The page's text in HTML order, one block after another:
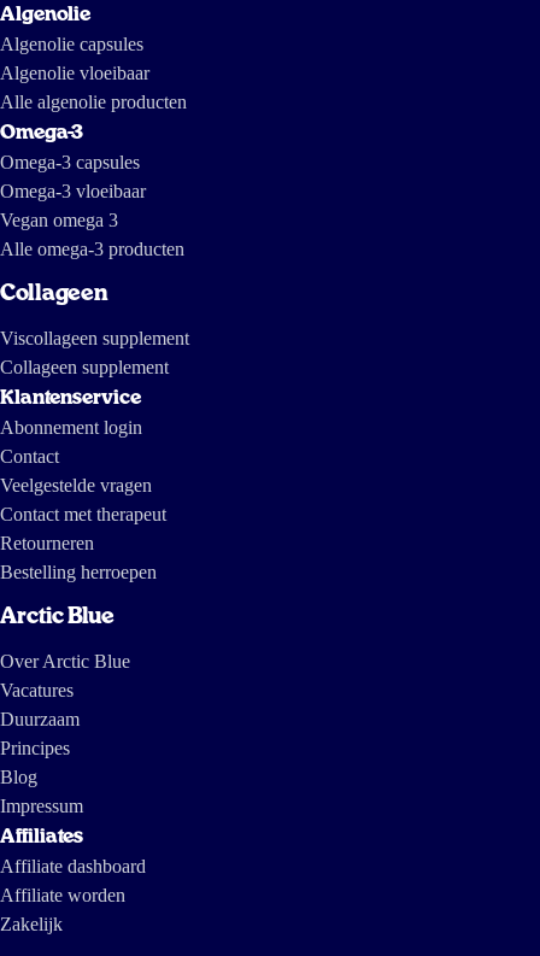
Algenolie
Algenolie capsules
Algenolie vloeibaar
Alle algenolie producten
Omega-3
Omega-3 capsules
Omega-3 vloeibaar
Vegan omega 3
Alle omega-3 producten
Collageen
Viscollageen supplement
Collageen supplement
Klantenservice
Abonnement login
Contact
Veelgestelde vragen
Contact met therapeut
Retourneren
Bestelling herroepen
Arctic Blue
Over Arctic Blue
Vacatures
Duurzaam
Principes
Blog
Impressum
Affiliates
Affiliate dashboard
Affiliate worden
Zakelijk